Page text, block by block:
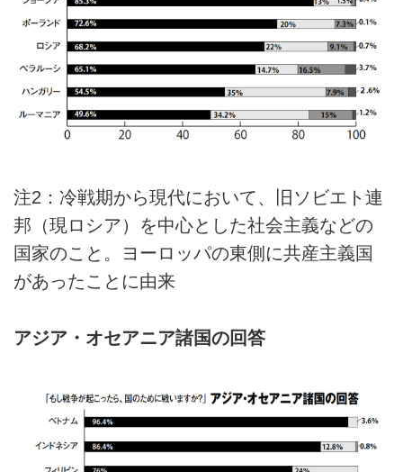
注2：冷戦期から現代において、旧ソビエト連
邦（現ロシア）を中心とした社会主義などの
国家のこと。ヨーロッパの東側に共産主義国
があったことに由来
アジア・オセアニア諸国の回答